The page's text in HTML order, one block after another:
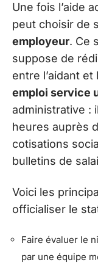
Une fois l’aide
peut choisir de
employeur. Ce
suppose de
entre l’aidant et
emploi service
administrative :
heures auprès
cotisations
bulletins de
Voici les
officialiser le
Faire évaluer le
par une équipe